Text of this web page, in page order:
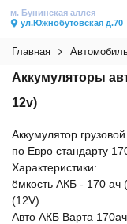
м. Бунинская аллея
ул.Южнобутовская д.70
Главная
Аккумуляторы
12v)
Аккумулятор
по Евро стандарту
Характеристики:
ёмкость АКБ - 170 ач
(12V).
Авто АКБ Варта